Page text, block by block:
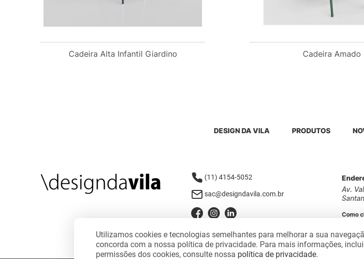
Cadeira Alta Infantil Giardino Cadeira Amado
DESIGN DA VILA PRODUTOS
(11) 4154-5052
sac@designdavila.com.br
Av.
Como
Utilizamos cookies e tecnologias semelhantes para melhorar a sua
concorda com a nossa política de privacidade. Para mais informações,
permissões dos cookies, consulte nossa política de privacidade.